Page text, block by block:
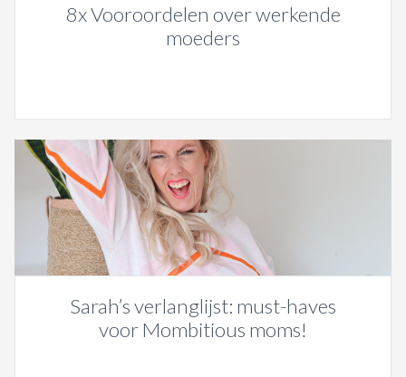
8x Vooroordelen over werkende
moeders
Sarah’s verlanglijst: must-haves
voor Mombitious moms!